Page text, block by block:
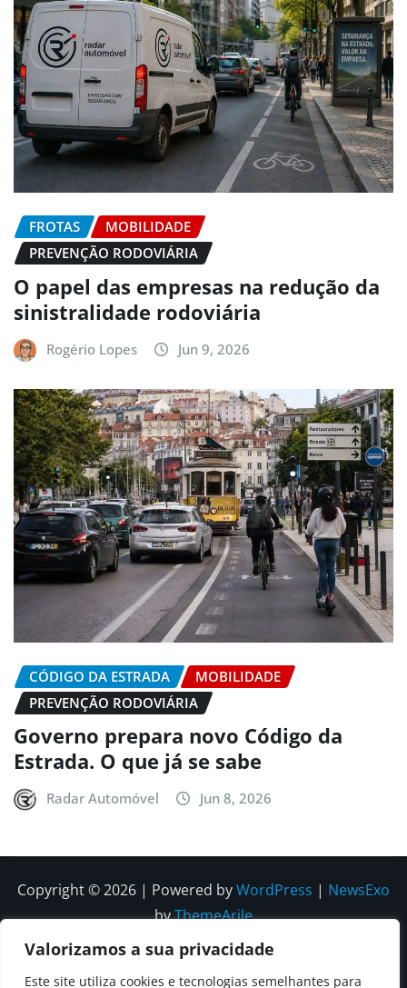
Valorizamos a sua privacidade
Este site utiliza cookies e tecnologias semelhantes para
FROTAS
MOBILIDADE
PREVENÇÃO RODOVIÁRIA
O papel das empresas na redução da
sinistralidade rodoviária
Rogério Lopes Jun 9, 2026
CÓDIGO DA ESTRADA
MOBILIDADE
PREVENÇÃO RODOVIÁRIA
Governo prepara novo Código da
Estrada. O que já se sabe
Radar Automóvel Jun 8, 2026
Copyright © 2026 | Powered byWordPress | NewsExo
byThemeArile
Política de